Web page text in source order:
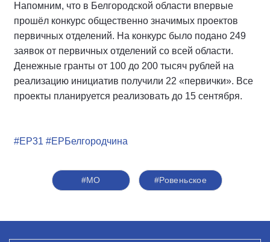
Напомним, что в Белгородской области впервые
прошёл конкурс общественно значимых проектов
первичных отделений. На конкурс было подано 249
заявок от первичных отделений со всей области.
Денежные гранты от 100 до 200 тысяч рублей на
реализацию инициатив получили 22 «первички». Все
проекты планируется реализовать до 15 сентября.
#ЕР31 #ЕРБелгородчина
#МО #Ровеньское